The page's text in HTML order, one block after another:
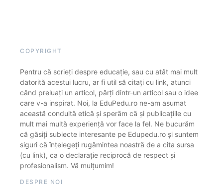
COPYRIGHT
Pentru că scrieți despre educație, sau cu atât mai mult
datorită acestui lucru, ar fi util să citați cu link, atunci
când preluați un articol, părți dintr-un articol sau o idee
care v-a inspirat. Noi, la EduPedu.ro ne-am asumat
această conduită etică și sperăm că și publicațiile cu
mult mai multă experiență vor face la fel. Ne bucurăm
că găsiți subiecte interesante pe Edupedu.ro și suntem
siguri că înțelegeți rugămintea noastră de a cita sursa
(cu link), ca o declarație reciprocă de respect și
profesionalism. Vă mulțumim!
DESPRE NOI